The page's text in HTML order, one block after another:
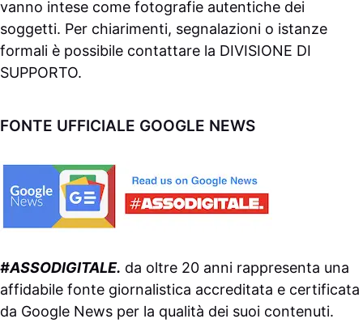
vanno intese come fotografie autentiche dei
soggetti. Per chiarimenti, segnalazioni o istanze
formali è possibile contattare la DIVISIONE DI
SUPPORTO.
FONTE UFFICIALE GOOGLE NEWS
#ASSODIGITALE. da oltre 20 anni rappresenta una
affidabile fonte giornalistica accreditata e certificata
da Google News per la qualità dei suoi contenuti.